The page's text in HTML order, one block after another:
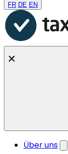
FR DE EN
Über uns